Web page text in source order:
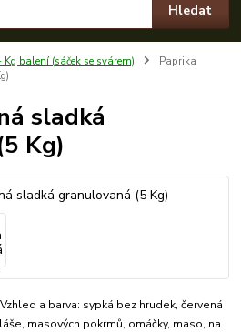
Hledat
Kg balení (sáček se svárem)
Paprika
sladká
Kg)
a barva: sypká bez hrudek, červená
masových pokrmů, omáčky, maso, na